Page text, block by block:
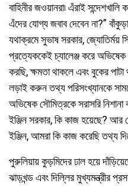
বাহিনীর জওয়ানরা৷ এঁরাই সন্দেশখালি
এঁদের যোগ্য জবাব দেবেন না?”
যথাক্রমে সুভাষ সরকার, জ্যোতির্ময়
প্রত্যেককেই চ্যালেঞ্জ করে অভিষেক
করছি, ক্ষমতা থাকলে এবং বুকের পাটা
লড়াই করুন তথ্য পরিসংখ্যানকে
অভিষেক সৌমিত্রকে সরাসরি
ইঞ্জিন সরকার, কি কাজ হয়েছে? আর
ইঞ্জিন, আমরা কি কাজ করেছি তথ্য
পুরুলিয়ায় কুড়মিদের ঢাল হয়ে
ঝাড়খন্ড এবং দিল্লির মুখ্যমন্ত্রীর